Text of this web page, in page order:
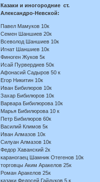
Казаки и иногородние ст.
Александро-Невской:
Павел Мамуков 10к
Семен Шаншиев 20к
Всеволод Шаншиев 10к
Игнат Шаншиев 10к
Финоген Жуков 5к
Исай Пурвердиев 50к
Афонасий Садыров 50 к
Егор Никитин 10к
Иван Бибилюров 10к
Захар Бибилюров 10к
Варвара Бибилюрова 10к
Марья Бибилюрова 10 к
Петр Бибилюров 60к
Василий Климов 5к
Иван Алмазов 10к
Силуан Алмазов 10к
Федор Хаванский 2к
караногаец Шамник Отегенов 10к
торговцы Аким Аракелов 25к
Роман Аракелов 25к
казаки Федосей Гайдуков 5 к